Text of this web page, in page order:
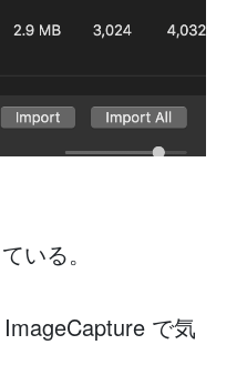
いる。
で気